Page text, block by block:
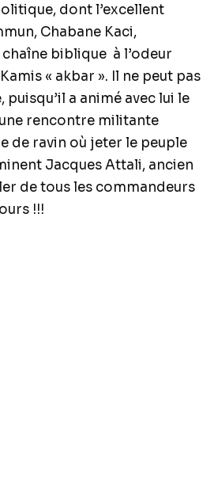
dont l’excellent
Chabane Kaci,
biblique à l’odeur
« akbar ». Il ne peut pas
puisqu’il a animé avec lui le
rencontre militante
de ravin où jeter le peuple
Jacques Attali, ancien
de tous les commandeurs
!!!